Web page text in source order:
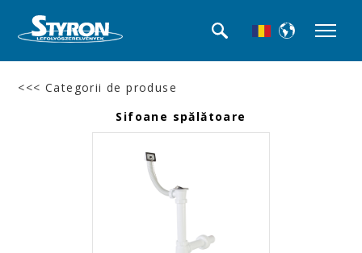
<<< Categorii de produse
Sifoane spălătoare